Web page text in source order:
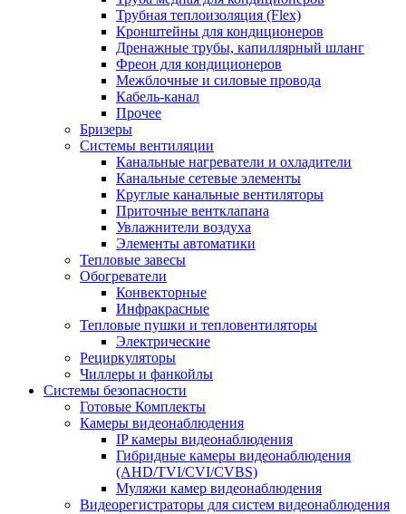
Трубная теплоизоляция (Flex)
Кронштейны для кондиционеров
Дренажные трубы, капиллярный шланг
Фреон для кондиционеров
Межблочные и силовые провода
Кабель-канал
Прочее
Бризеры
Системы вентиляции
Канальные нагреватели и охладители
Канальные сетевые элементы
Круглые канальные вентиляторы
Приточные вентклапана
Увлажнители воздуха
Элементы автоматики
Тепловые завесы
Обогреватели
Конвекторные
Инфракрасные
Тепловые пушки и тепловентиляторы
Электрические
Рециркуляторы
Чиллеры и фанкойлы
Системы безопасности
Готовые Комплекты
Камеры видеонаблюдения
IP камеры видеонаблюдения
Гибридные камеры видеонаблюдения
(AHD/TVI/CVI/CVBS)
Муляжи камер видеонаблюдения
Видеорегистраторы для систем видеонаблюдения